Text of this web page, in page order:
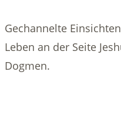
Gechannelte
Leben an der Seite
Dogmen.